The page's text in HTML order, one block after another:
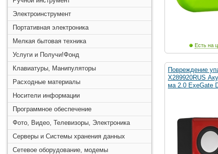
Электроинструмент
Портативная электроника
Мелкая бытовая техника
Услуги и Получи!Фонд
Клавиатуры, Манипуляторы
Расходные материалы
Носители информации
Программное обеспечение
Фото, Видео, Телевизоры, Электроника
Серверы и Системы хранения данных
Сетевое оборудование, модемы
Есть на
Повреждение
X289920RUS
ма 2.0 ExeGate